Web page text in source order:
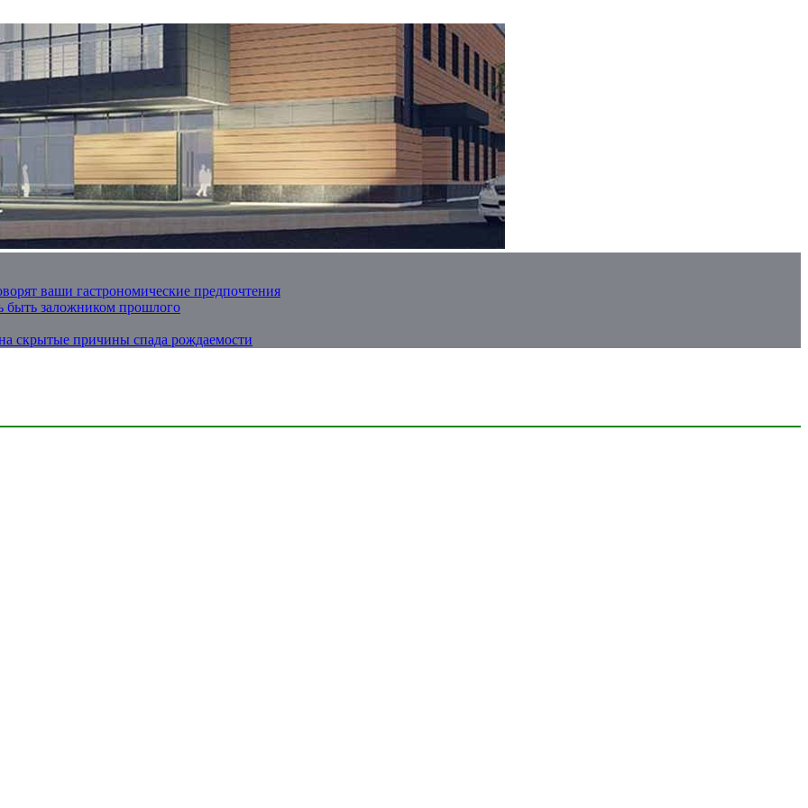
ваши гастрономические предпочтения
быть заложником прошлого
скрытые причины спада рождаемости